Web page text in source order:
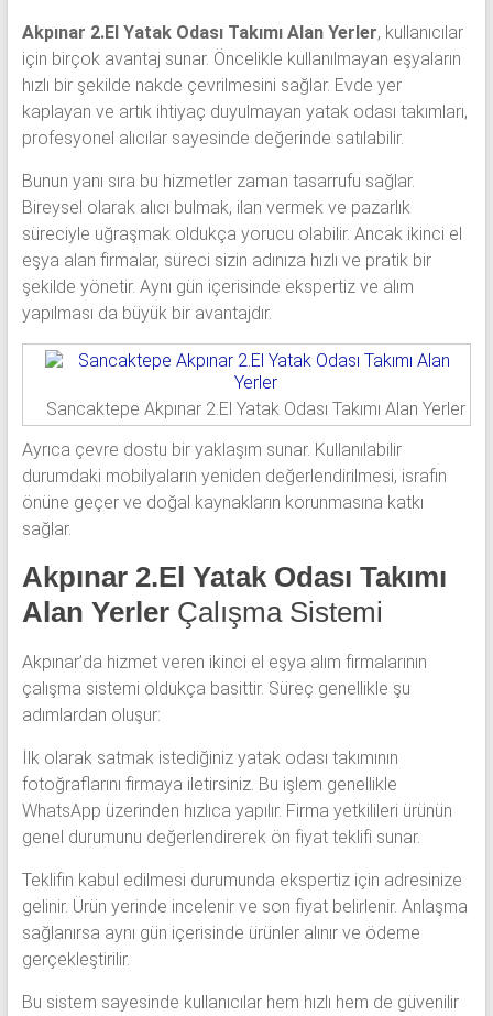
Akpınar 2.El Yatak Odası Takımı Alan Yerler, kullanıcılar
için birçok avantaj sunar. Öncelikle kullanılmayan eşyaların
hızlı bir şekilde nakde çevrilmesini sağlar. Evde yer
kaplayan ve artık ihtiyaç duyulmayan yatak odası takımları,
profesyonel alıcılar sayesinde değerinde satılabilir.
Bunun yanı sıra bu hizmetler zaman tasarrufu sağlar.
Bireysel olarak alıcı bulmak, ilan vermek ve pazarlık
süreciyle uğraşmak oldukça yorucu olabilir. Ancak ikinci el
eşya alan firmalar, süreci sizin adınıza hızlı ve pratik bir
şekilde yönetir. Aynı gün içerisinde ekspertiz ve alım
yapılması da büyük bir avantajdır.
Sancaktepe Akpınar 2.El Yatak Odası Takımı Alan Yerler
Ayrıca çevre dostu bir yaklaşım sunar. Kullanılabilir
durumdaki mobilyaların yeniden değerlendirilmesi, israfın
önüne geçer ve doğal kaynakların korunmasına katkı
sağlar.
Akpınar 2.El Yatak Odası Takımı
Alan YerlerÇalışma Sistemi
Akpınar’da hizmet veren ikinci el eşya alım firmalarının
çalışma sistemi oldukça basittir. Süreç genellikle şu
adımlardan oluşur:
İlk olarak satmak istediğiniz yatak odası takımının
fotoğraflarını firmaya iletirsiniz. Bu işlem genellikle
WhatsApp üzerinden hızlıca yapılır. Firma yetkilileri ürünün
genel durumunu değerlendirerek ön fiyat teklifi sunar.
Teklifin kabul edilmesi durumunda ekspertiz için adresinize
gelinir. Ürün yerinde incelenir ve son fiyat belirlenir. Anlaşma
sağlanırsa aynı gün içerisinde ürünler alınır ve ödeme
gerçekleştirilir.
Bu sistem sayesinde kullanıcılar hem hızlı hem de güvenilir